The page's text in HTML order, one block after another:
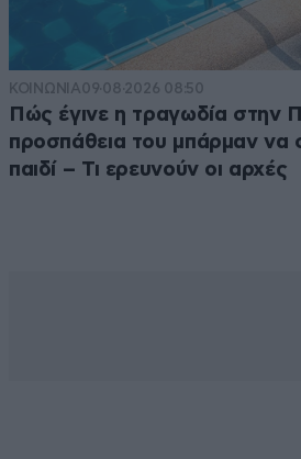
ΚΟΙΝΩΝΙΑ09·08·2026 08:50
Πώς έγινε η τραγωδία στην
προσπάθεια του μπάρμαν να
παιδί – Τι ερευνούν οι αρχές